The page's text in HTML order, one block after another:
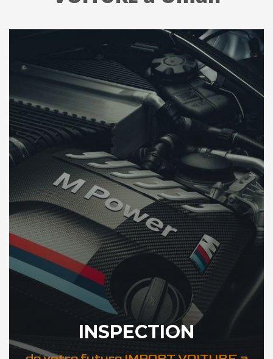
INSPECTION